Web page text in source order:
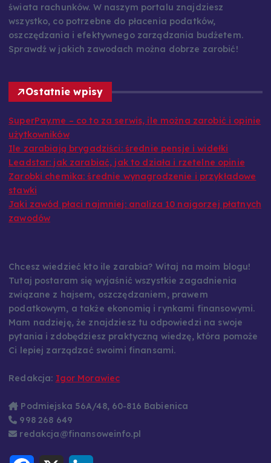
świata rachunków. W naszym portalu znajdziesz
wszystko, co potrzebne do płacenia podatków,
oszczędzania i efektywnego zarządzania budżetem.
Sprawdź w jakich zawodach można dobrze zarobić!
Ostatnie wpisy
SuperPay.me – co to za serwis, ile można zarobić i opinie
użytkowników
Ile zarabiają brygadziści: średnie pensje i widełki
Leadstar: jak zarabiać, jak to działa i rzetelne opinie
Zarobki chemika: średnie wynagrodzenie i przykładowe
stawki
Jaki zawód płaci najmniej: analiza 10 najgorzej płatnych
zawodów
Chcesz wiedzieć kto ile zarabia? Witaj na moim blogu!
Tutaj postaram się wyjaśnić wszystkie zagadnienia
związane z hajsem, oszczędzaniem, prawem
podatkowym, a także ekonomią i rynkami finansowymi.
Mam nadzieję, że znajdziesz tu odpowiedzi na swoje
pytania i zdobędziesz praktyczną wiedzę, która pomoże
Ci lepiej zarządzać swoimi finansami.
Redakcja: Igor Morawiec
Podmiejska 56A/48, 60-816 Babienica
998 268 649
redakcja@finansoweinfo.pl
X